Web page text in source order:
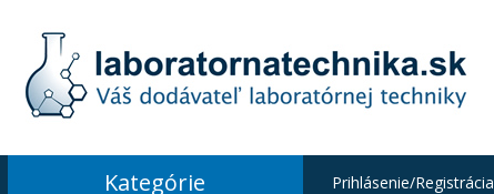
Kategórie Prihlásenie/Registrácia